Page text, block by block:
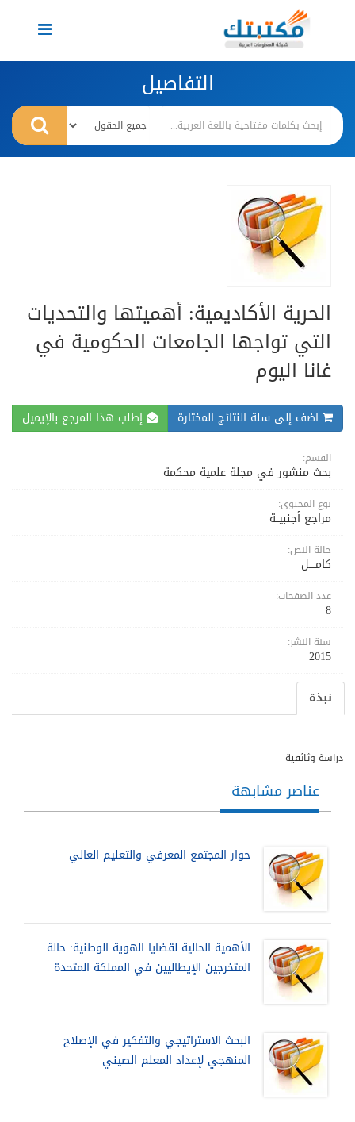
Toggle
navigation
التفاصيل
الحرية الأكاديمية: أهميتها والتحديات
التي تواجها الجامعات الحكومية في
غانا اليوم
اضف إلى سلة النتائج المختارة إطلب هذا المرجع بالإيميل
القسم:
بحث منشور في مجلة علمية محكمة
نوع المحتوى:
مراجع أجنبيــة
حالة النص:
كامــــل
عدد الصفحات:
8
سنة النشر:
2015
نبذة
دراسة وثائقية
عناصر مشابهة
حوار المجتمع المعرفي والتعليم العالي
الأهمية الحالية لقضايا الهوية الوطنية: حالة
المتخرجين الإيطاليين في المملكة المتحدة
البحث الاستراتيجي والتفكير في الإصلاح
المنهجي لإعداد المعلم الصيني